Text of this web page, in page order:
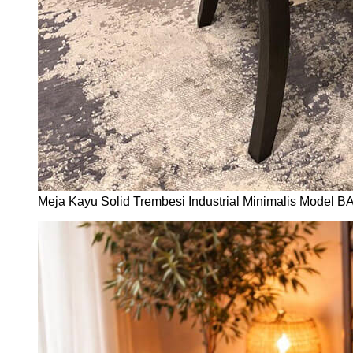
Meja Kayu Solid Trembesi Industrial Minimalis Model